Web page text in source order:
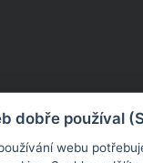
dobře používal
webu